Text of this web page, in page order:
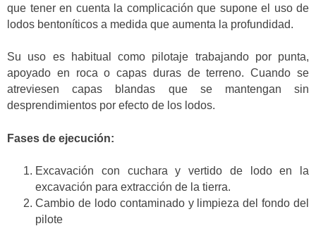
que tener en cuenta la complicación que supone el uso de
lodos bentoníticos a medida que aumenta la profundidad.
Su uso es habitual como pilotaje trabajando por punta,
apoyado en roca o capas duras de terreno. Cuando se
atreviesen capas blandas que se mantengan sin
desprendimientos por efecto de los lodos.
Fases de ejecución:
Excavación con cuchara y vertido de lodo en la
excavación para extracción de la tierra.
Cambio de lodo contaminado y limpieza del fondo del
pilote